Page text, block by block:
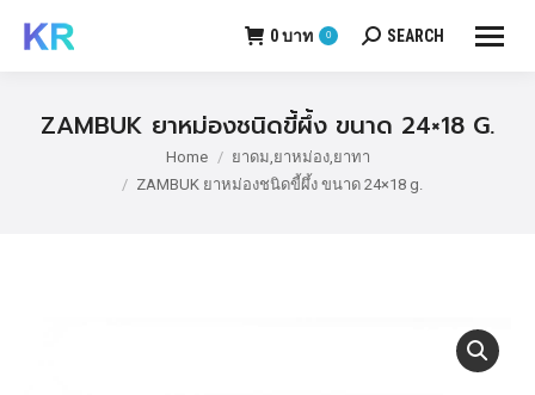
0บาท 0 Search:
SEARCH
ZAMBUK ยาหม่องชนิดขี้ผึ้ง ขนาด 24×18 G.
Home
ยาดม,ยาหม่อง,ยาทา
ZAMBUK ยาหม่องชนิดขี้ผึ้ง ขนาด 24×18 g.